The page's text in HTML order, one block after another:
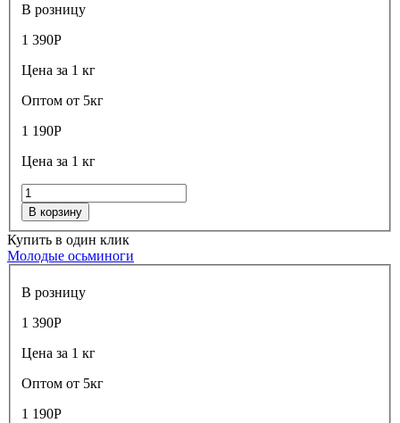
В розницу
1 390Р
Цена за 1 кг
Оптом от 5кг
1 190Р
Цена за 1 кг
В корзину
Купить в один клик
Молодые осьминоги
В розницу
1 390Р
Цена за 1 кг
Оптом от 5кг
1 190Р